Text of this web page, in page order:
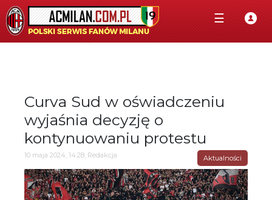
☰
Curva Sud w oświadczeniu
wyjaśnia decyzję o
kontynuowaniu protestu
10 maja 2024, 14:28, Redakcja Aktualności